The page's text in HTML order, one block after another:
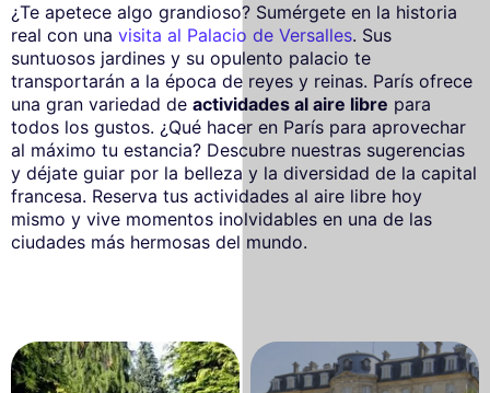
¿Te apetece algo grandioso? Sumérgete en la historia
real con una visita al Palacio de Versalles. Sus
suntuosos jardines y su opulento palacio te
transportarán a la época de reyes y reinas. París ofrece
una gran variedad de actividades al aire libre para
todos los gustos. ¿Qué hacer en París para aprovechar
al máximo tu estancia? Descubre nuestras sugerencias
y déjate guiar por la belleza y la diversidad de la capital
francesa. Reserva tus actividades al aire libre hoy
mismo y vive momentos inolvidables en una de las
ciudades más hermosas del mundo.